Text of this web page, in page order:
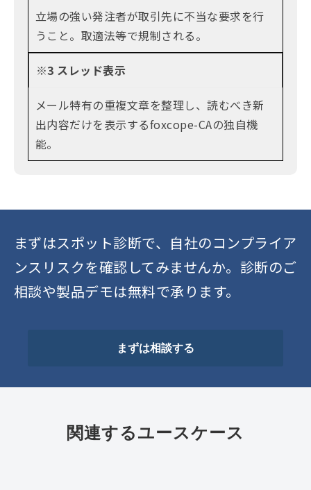
立場の強い発注者が取引先に不当な要求を行
うこと。取適法等で規制される。
※3 スレッド表示
メール特有の重複文章を整理し、読むべき新
出内容だけを表示するfoxcope-CAの独自機
能。
まずはスポット診断で、自社のコンプライア
ンスリスクを確認してみませんか。診断のご
相談や製品デモは無料で承ります。
まずは相談する
関連するユースケース